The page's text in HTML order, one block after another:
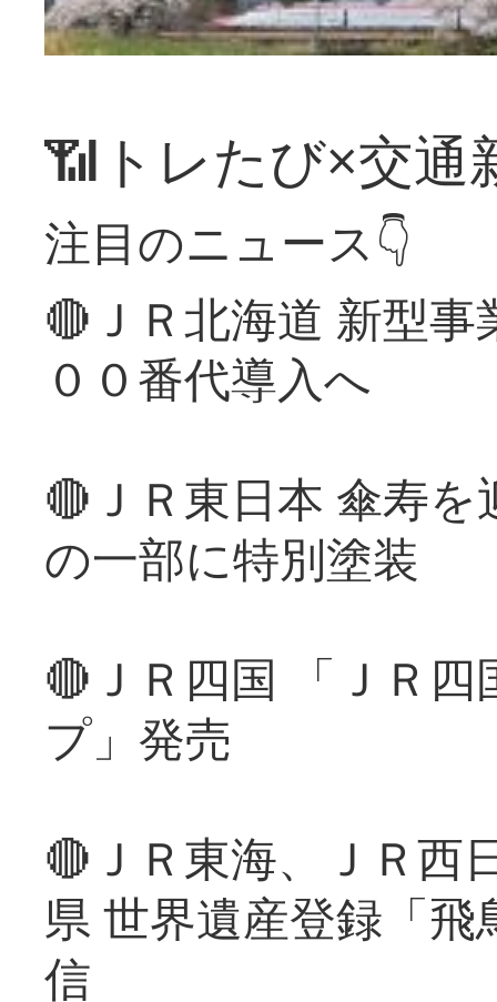
📶トレたび×交通
注目のニュース👇
🔴ＪＲ北海道 新型
００番代導入へ
🔴ＪＲ東日本 傘寿
の一部に特別塗装
🔴ＪＲ四国 「ＪＲ
プ」発売
🔴ＪＲ東海、ＪＲ西
県 世界遺産登録「
信